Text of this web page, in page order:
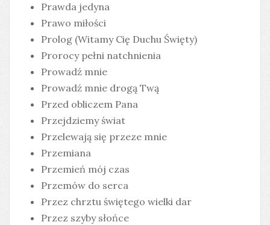
Prawda jedyna
Prawo miłości
Prolog (Witamy Cię Duchu Święty)
Prorocy pełni natchnienia
Prowadź mnie
Prowadź mnie drogą Twą
Przed obliczem Pana
Przejdziemy świat
Przelewają się przeze mnie
Przemiana
Przemień mój czas
Przemów do serca
Przez chrztu świętego wielki dar
Przez szyby słońce